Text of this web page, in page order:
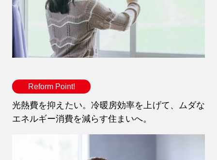
Reform Point!
光熱費を抑えたい。冷暖房効率を上げて、ムダな
エネルギー消費を減らす住まいへ。